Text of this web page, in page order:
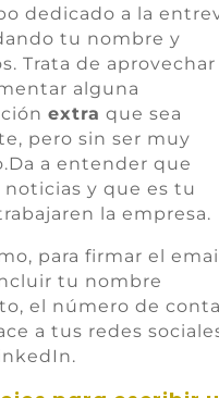
dedicado a la
tu nombre y
Trata de aprovechar
alguna
extra que sea
pero sin ser muy
Da a entender que
noticias y que es tu
la empresa.
para firmar el
tu nombre
el número de
a tus redes